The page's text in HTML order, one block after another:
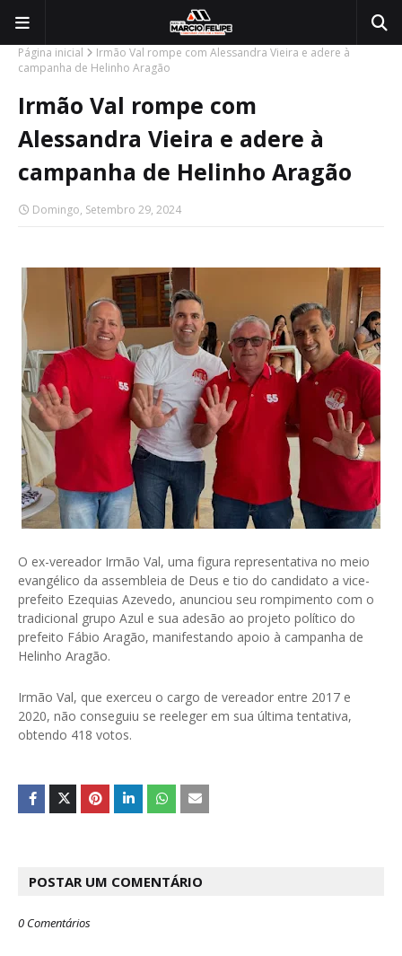
Página inicial
Irmão Val rompe com Alessandra Vieira e adere à
campanha de Helinho Aragão
Irmão Val rompe com
Alessandra Vieira e adere à
campanha de Helinho Aragão
Domingo, Setembro 29, 2024
O ex-vereador Irmão Val, uma figura representativa no meio
evangélico da assembleia de Deus e tio do candidato a vice-
prefeito Ezequias Azevedo, anunciou seu rompimento com o
tradicional grupo Azul e sua adesão ao projeto político do
prefeito Fábio Aragão, manifestando apoio à campanha de
Helinho Aragão.
Irmão Val, que exerceu o cargo de vereador entre 2017 e
2020, não conseguiu se reeleger em sua última tentativa,
obtendo 418 votos.
POSTAR UM COMENTÁRIO
0 Comentários